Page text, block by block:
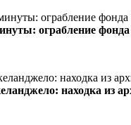
ограбление
находка из